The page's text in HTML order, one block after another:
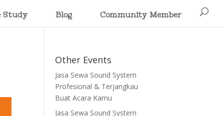
Study Blog Community Member
Other Events
Jasa Sewa Sound System
Profesional & Terjangkau
Buat Acara Kamu
Jasa Sewa Sound System